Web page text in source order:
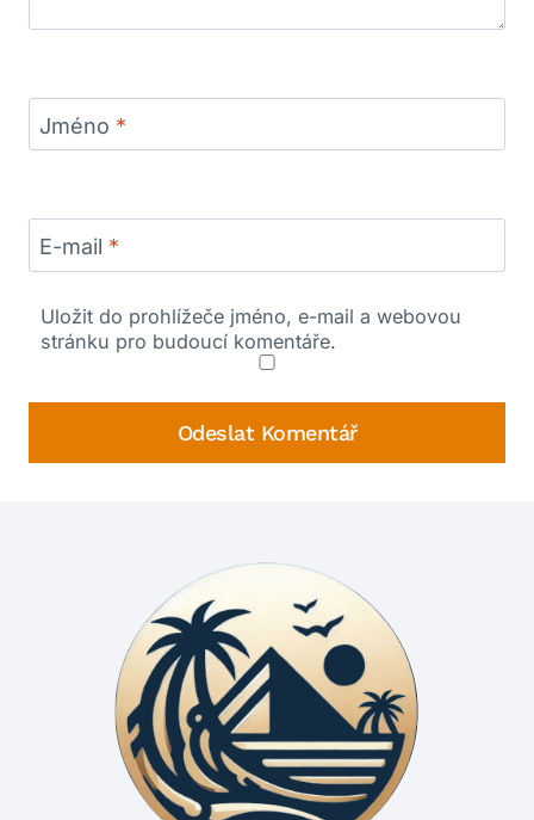
Jméno *
E-mail *
Uložit do prohlížeče jméno, e-mail a webovou
stránku pro budoucí komentáře.